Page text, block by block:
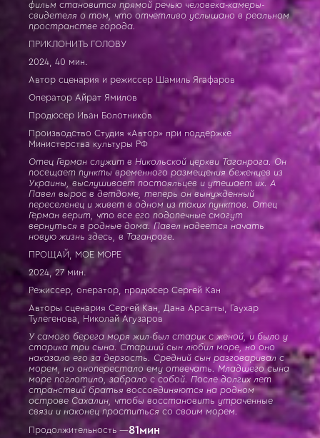
фильм становится прямой речью человека-камеры-
свидетеля о том, что отчетливо услышано в реальном
пространстве города.
ПРИКЛОНИТЬ ГОЛОВУ
2024, 40 мин.
Автор сценария и режиссер Шамиль Ягафаров
Оператор Айрат Ямилов
Продюсер Иван Болотников
Производство Студия «Автор» при поддержке
Министерства культуры РФ
Отец Герман служит в Никольской церкви Таганрога. Он
посещает пункты временного размещения беженцев из
Украины, выслушивает постояльцев и утешает их. А
Павел вырос в детдоме, теперь он вынужденный
переселенец и живет в одном из таких пунктов. Отец
Герман верит, что все его подопечные смогут
вернуться в родные дома. Павел надеется начать
новую жизнь здесь, в Таганроге.
ПРОЩАЙ, МОЕ МОРЕ
2024, 27 мин.
Режиссер, оператор, продюсер Сергей Кан
Авторы сценария Сергей Кан, Дана Арсагты, Гаухар
Тулегенова, Николай Агузаров
У самого берега моря жил-был старик с женой, и было у
старика три сына. Старший сын любил море, но оно
наказало его за дерзость. Средний сын разговаривал с
морем, но оноперестало ему отвечать. Младшего сына
море поглотило, забрало с собой. После долгих лет
странствий братья воссоединяются на родном
острове Сахалин, чтобы восстановить утраченные
связи и наконец проститься со своим морем.
Продолжительность —81мин